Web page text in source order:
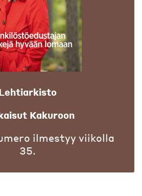
Kakuroon
ilmestyy viikolla
35.